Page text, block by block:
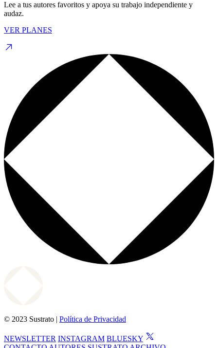
Lee a tus autores favoritos y apoya su trabajo independiente y
audaz.
VER PLANES
© 2023 Sustrato | Política de Privacidad
NEWSLETTER INSTAGRAM BLUESKY